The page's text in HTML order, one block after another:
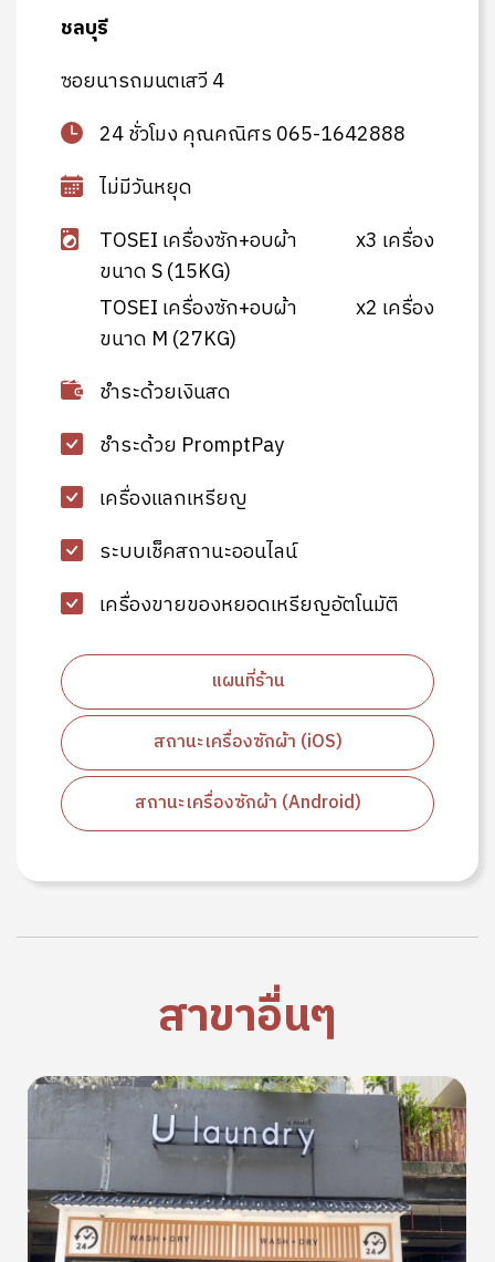
ชลบุรี
ซอยนารถมนตเสวี 4
24 ชั่วโมง คุณคณิศร 065-1642888
ไม่มีวันหยุด
TOSEI เครื่องซัก+อบผ้า
ขนาด S (15KG)
x3 เครื่อง
TOSEI เครื่องซัก+อบผ้า
ขนาด M (27KG)
x2 เครื่อง
ชำระด้วยเงินสด
ชำระด้วย PromptPay
เครื่องแลกเหรียญ
ระบบเช็คสถานะออนไลน์
เครื่องขายของหยอดเหรียญอัตโนมัติ
แผนที่ร้าน
สถานะเครื่องซักผ้า (iOS)
สถานะเครื่องซักผ้า (Android)
สาขาอื่นๆ